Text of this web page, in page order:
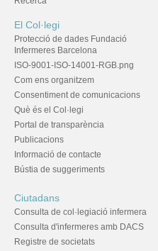
El Col·legi
Protecció de dades Fundació
Infermeres Barcelona
ISO-9001-ISO-14001-RGB.png
Com ens organitzem
Consentiment de comunicacions
Què és el Col·legi
Portal de transparència
Publicacions
Informació de contacte
Bústia de suggeriments
Ciutadans
Consulta de col·legiació infermera
Consulta d'infermeres amb DACS
Registre de societats